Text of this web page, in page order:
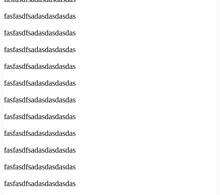
fasfasdfsadasdasdasdas
fasfasdfsadasdasdasdas
fasfasdfsadasdasdasdas
fasfasdfsadasdasdasdas
fasfasdfsadasdasdasdas
fasfasdfsadasdasdasdas
fasfasdfsadasdasdasdas
fasfasdfsadasdasdasdas
fasfasdfsadasdasdasdas
fasfasdfsadasdasdasdas
fasfasdfsadasdasdasdas